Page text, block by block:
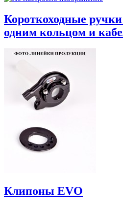
Короткоходные ручки
одним кольцом и
Клипоны EVO